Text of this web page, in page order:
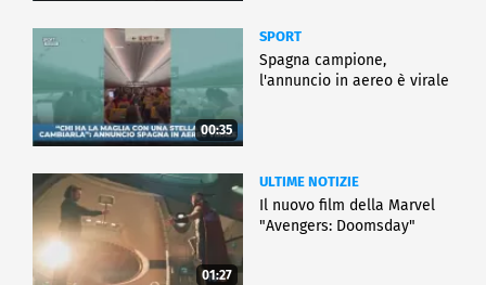
00:35
SPORT
Spagna campione,
l'annuncio in aereo è virale
01:27
ULTIME NOTIZIE
Il nuovo film della Marvel
"Avengers: Doomsday"